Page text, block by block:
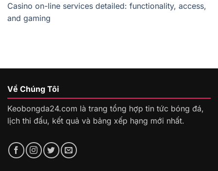
Casino on-line services detailed: functionality, access,
and gaming
Về Chúng Tôi
Keobongda24.com là trang tổng hợp tin tức bóng đá,
lịch thi đấu, kết quả và bảng xếp hạng mới nhất.